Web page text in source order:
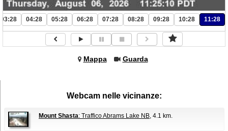
03:28 04:28 05:28 06:28 07:28 08:28 09:28 10:28 11:28
Mappa Guarda
Webcam nelle vicinanze:
Mount Shasta: Traffico Abrams Lake NB, 4.1 km.